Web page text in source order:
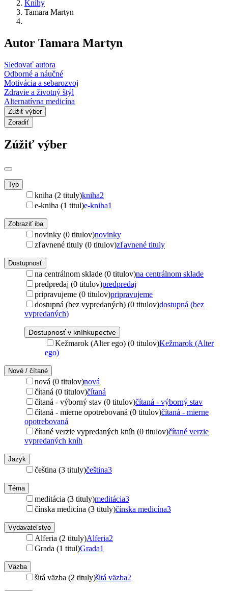
Knihy
Tamara Martyn
Autor Tamara Martyn
Sledovať autora
Odborné a náučné
Motivácia a sebarozvoj
Zdravie a životný štýl
Alternatívna medicína
Zúžiť výber
Zoradiť
Zúžiť výber
Typ
kniha (2 tituly)kniha2
e-kniha (1 titul)e-kniha1
Zobraziť iba
novinky (0 titulov)novinky
zľavnené tituly (0 titulov)zľavnené tituly
Dostupnosť
na centrálnom sklade (0 titulov)na centrálnom sklade
predpredaj (0 titulov)predpredaj
pripravujeme (0 titulov)pripravujeme
dostupná (bez vypredaných) (0 titulov)dostupná (bez
vypredaných)
Dostupnosť v kníhkupectve
Kežmarok (Alter ego) (0 titulov)Kežmarok (Alter
ego)
Nové / čítané
nová (0 titulov)nová
čítaná (0 titulov)čítaná
čítaná - výborný stav (0 titulov)čítaná - výborný stav
čítaná - mierne opotrebovaná (0 titulov)čítaná - mierne
opotrebovaná
čítané verzie vypredaných kníh (0 titulov)čítané verzie
vypredaných kníh
Jazyk
čeština (3 tituly)čeština3
Téma
meditácia (3 tituly)meditácia3
čínska medicína (3 tituly)čínska medicína3
Vydavateľstvo
Alferia (2 tituly)Alferia2
Grada (1 titul)Grada1
Väzba
šitá väzba (2 tituly)šitá väzba2